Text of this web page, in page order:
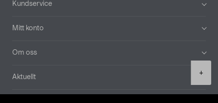
+
Kundservice
Mitt konto
Om oss
Aktuellt